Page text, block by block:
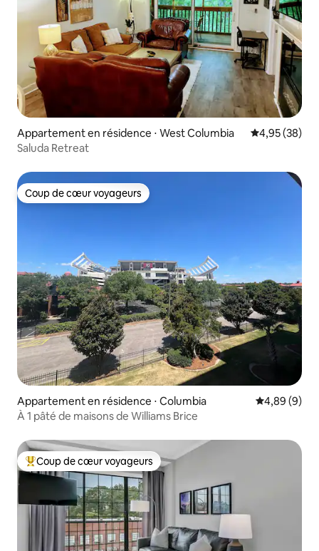
Appartement en résidence ⋅ West Columbia Évaluation
4,95 (38)
Saluda Retreat
Coup de cœur voyageurs
Coup de cœur voyageurs
Appartement en résidence ⋅ Columbia Évaluation
4,89 (9)
À 1 pâté de maisons de Williams Brice
Coups de cœur voyageurs les plus appréciés
Coup de cœur voyageurs